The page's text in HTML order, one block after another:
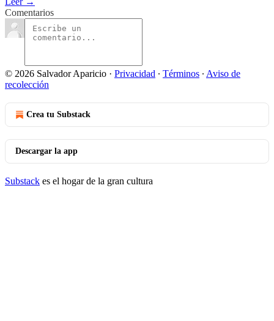
Comentarios
© 2026 Salvador Aparicio · Privacidad ∙ Términos ∙ Aviso de
recolección
Crea tu Substack
Descargar la app
Substack es el hogar de la gran cultura